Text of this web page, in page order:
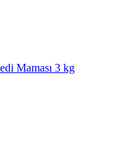
Maması 3 kg